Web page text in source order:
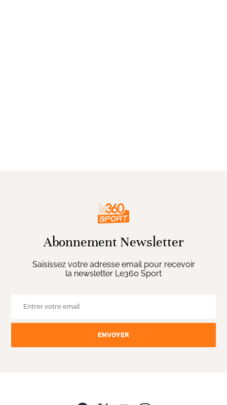
Abonnement Newsletter
Saisissez votre adresse email pour recevoir
la newsletter Le360 Sport
ENVOYER